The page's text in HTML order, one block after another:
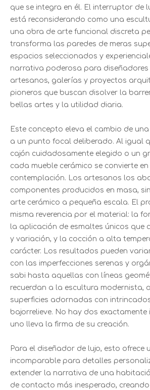
que se integra en él. El interruptor de
está reconsiderando como una
una obra de arte funcional discreta
transforma las paredes de meras
espacios seleccionados y
narrativa poderosa para diseñadores
artesanos, galerías y proyectos
pioneros que buscan disolver la
bellas artes y la utilidad diaria.
Este concepto eleva el cambio de
a un punto focal deliberado. Al igual
cajón cuidadosamente elegido o un
cada mueble cerámico se convierte
contemplación. Los artesanos los
componentes producidos en masa,
arte cerámico a pequeña escala. El
misma reverencia por el material: la
la aplicación de esmaltes únicos que
y variación, y la cocción a alta
carácter. Los resultados pueden
con las imperfecciones serenas y
sabi hasta aquellas con líneas
recuerdan a la escultura modernista,
superficies adornadas con
bajorrelieve. No hay dos exactamente
uno lleva la firma de su creación.
Para el diseñador de lujo, esto ofrece
incomparable para detalles
extender la narrativa de una
de contacto más inesperado,